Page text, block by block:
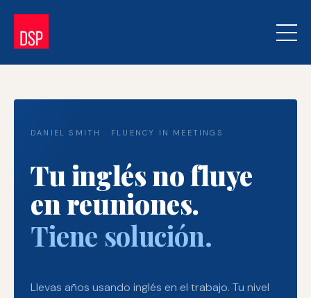
DANIEL SMITH · FLUENCY IN MEETINGS
Tu inglés no fluye
en reuniones.
Tiene solución.
Llevas años usando inglés en el trabajo. Tu nivel